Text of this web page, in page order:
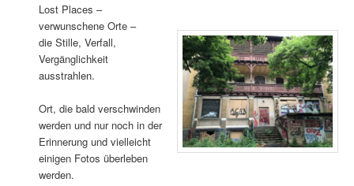
Lost Places –
verwunschene Orte –
die Stille, Verfall,
Vergänglichkeit
ausstrahlen.
Ort, die bald verschwinden
werden und nur noch in der
Erinnerung und vielleicht
einigen Fotos überleben
werden.